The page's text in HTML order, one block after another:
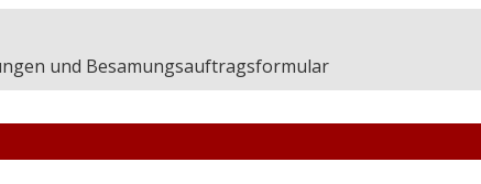
und Besamungsauftragsformular